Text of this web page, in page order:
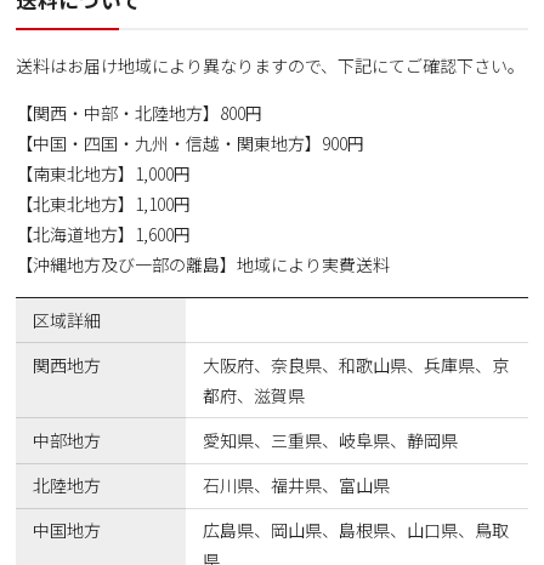
送料はお届け地域により異なりますので、下記にてご確認下さい。
【関西・中部・北陸地方】800円
【中国・四国・九州・信越・関東地方】900円
【南東北地方】1,000円
【北東北地方】1,100円
【北海道地方】1,600円
【沖縄地方及び一部の離島】地域により実費送料
区域詳細
関西地方
大阪府、奈良県、和歌山県、兵庫県、京
都府、滋賀県
中部地方
愛知県、三重県、岐阜県、静岡県
北陸地方
石川県、福井県、富山県
中国地方
広島県、岡山県、島根県、山口県、鳥取